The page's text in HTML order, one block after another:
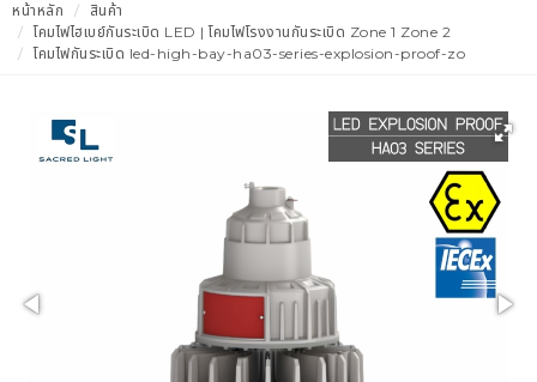
หน้าหลัก
สินค้า
โคมไฟไฮเบย์กันระเบิด LED | โคมไฟโรงงานกันระเบิด Zone 1 Zone 2
โคมไฟกันระเบิด led-high-bay-ha03-series-explosion-proof-zo